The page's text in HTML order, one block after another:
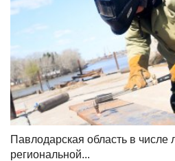
Павлодарская область в числе
региональной...